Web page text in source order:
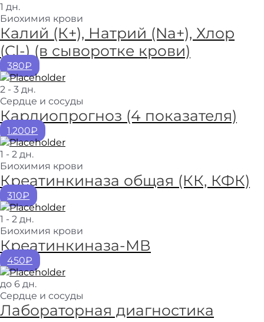
1 дн.
Биохимия крови
Калий (К+), Натрий (Na+), Хлор
(Сl-) (в сыворотке крови)
380₽
2 - 3 дн.
Сердце и сосуды
Кардиопрогноз (4 показателя)
1.200₽
1 - 2 дн.
Биохимия крови
Креатинкиназа общая (КК, КФК)
310₽
1 - 2 дн.
Биохимия крови
Креатинкиназа-МВ
450₽
до 6 дн.
Сердце и сосуды
Лабораторная диагностика